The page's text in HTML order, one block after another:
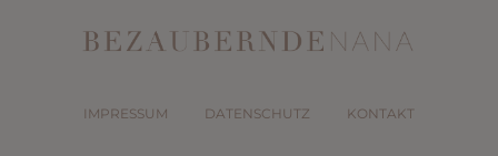
IMPRESSUM DATENSCHUTZ KONTAKT